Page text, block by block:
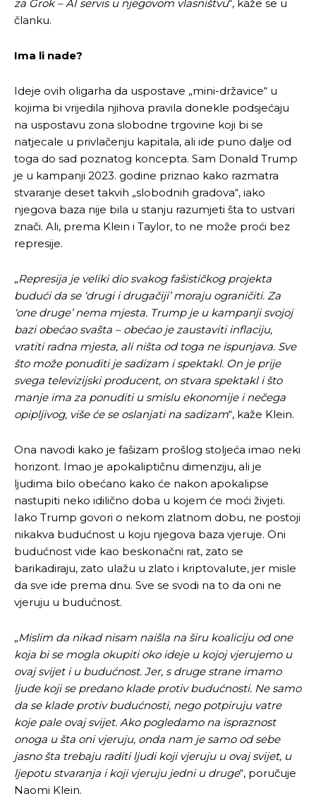
za Grok – AI servis u njegovom vlasništvu“, kaže se u
članku.
Ima li nade?
Ideje ovih oligarha da uspostave „mini-državice“ u
kojima bi vrijedila njihova pravila donekle podsjećaju
na uspostavu zona slobodne trgovine koji bi se
natjecale u privlačenju kapitala, ali ide puno dalje od
toga do sad poznatog koncepta. Sam Donald Trump
je u kampanji 2023. godine priznao kako razmatra
stvaranje deset takvih „slobodnih gradova“, iako
njegova baza nije bila u stanju razumjeti šta to ustvari
znači. Ali, prema Klein i Taylor, to ne može proći bez
represije.
„Represija je veliki dio svakog fašističkog projekta
budući da se ‘drugi i drugačiji’ moraju ograničiti. Za
‘one druge’ nema mjesta. Trump je u kampanji svojoj
bazi obećao svašta – obećao je zaustaviti inflaciju,
vratiti radna mjesta, ali ništa od toga ne ispunjava. Sve
što može ponuditi je sadizam i spektakl. On je prije
svega televizijski producent, on stvara spektakl i što
manje ima za ponuditi u smislu ekonomije i nečega
opipljivog, više će se oslanjati na sadizam“, kaže Klein.
Ona navodi kako je fašizam prošlog stoljeća imao neki
horizont. Imao je apokaliptičnu dimenziju, ali je
ljudima bilo obećano kako će nakon apokalipse
nastupiti neko idilično doba u kojem će moći živjeti.
Iako Trump govori o nekom zlatnom dobu, ne postoji
nikakva budućnost u koju njegova baza vjeruje. Oni
budućnost vide kao beskonačni rat, zato se
barikadiraju, zato ulažu u zlato i kriptovalute, jer misle
da sve ide prema dnu. Sve se svodi na to da oni ne
vjeruju u budućnost.
„Mislim da nikad nisam naišla na širu koaliciju od one
koja bi se mogla okupiti oko ideje u kojoj vjerujemo u
ovaj svijet i u budućnost. Jer, s druge strane imamo
ljude koji se predano klade protiv budućnosti. Ne samo
da se klade protiv budućnosti, nego potpiruju vatre
koje pale ovaj svijet. Ako pogledamo na ispraznost
onoga u šta oni vjeruju, onda nam je samo od sebe
jasno šta trebaju raditi ljudi koji vjeruju u ovaj svijet, u
ljepotu stvaranja i koji vjeruju jedni u druge“, poručuje
Naomi Klein.